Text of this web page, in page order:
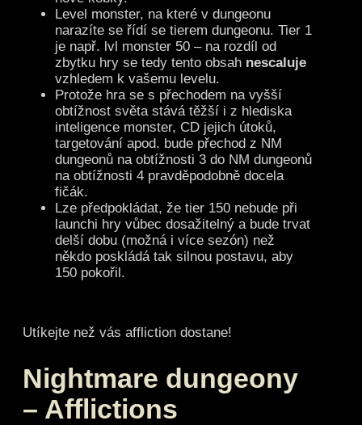
Level monster, na které v dungeonu
narazíte se řídí se tierem dungeonu. Tier 1
je např. lvl monster 50 – na rozdíl od
zbytku hry se tedy tento obsah nescaluje
vzhledem k vašemu levelu.
Protože hra se s přechodem na vyšší
obtížnost světa stává těžší i z hlediska
inteligence monster, CD jejich útoků,
targetování apod. bude přechod z NM
dungeonů na obtížnosti 3 do NM dungeonů
na obtížnosti 4 pravděpodobně docela
fičák.
Lze předpokládat, že tier 150 nebude při
launchi hry vůbec dosažitelný a bude trvat
delší dobu (možná i více sezón) než
někdo poskládá tak silnou postavu, aby
150 pokořil.
Utíkejte než vás affliction dostane!
Nightmare dungeony
– Afflictions